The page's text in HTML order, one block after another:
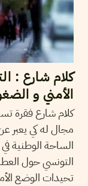
كلام شارع :
الأمني و
كلام شارع فقرة
مجال له كي يعبر
الساحة الوطنية
التونسي حول
تحيدات الوضع